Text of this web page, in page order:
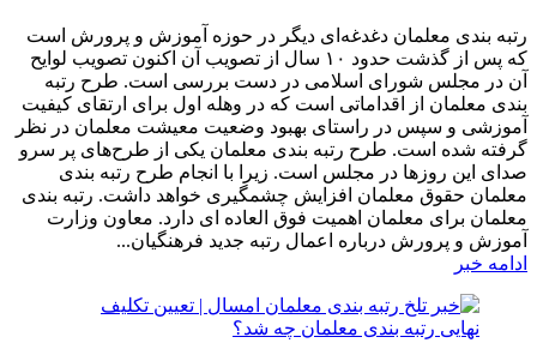
رتبه بندی معلمان دغدغه‌ای دیگر در حوزه آموزش و پرورش است
که پس از گذشت حدود ۱۰ سال از تصویب آن اکنون تصویب لوایح
آن در مجلس شورای اسلامی در دست بررسی است. طرح رتبه
بندی معلمان از اقداماتی است که در وهله اول برای ارتقای کیفیت
آموزشی و سپس در راستای بهبود وضعیت معیشت معلمان در نظر
گرفته شده است. طرح رتبه بندی معلمان یکی از طرح‌های پر سرو
صدای این روز‌ها در مجلس است. زیرا با انجام طرح رتبه بندی
معلمان حقوق معلمان افزایش چشمگیری خواهد داشت. رتبه بندی
معلمان برای معلمان اهمیت فوق العاده ای دارد. معاون وزارت
آموزش و پرورش درباره اعمال رتبه جدید فرهنگیان...
ادامه خبر